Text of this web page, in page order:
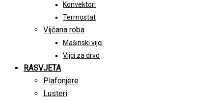
Konvektori
Termostat
Vijčana roba
Mašinski vijci
Vijci za drvo
RASVJETA
Plafonjere
Lusteri